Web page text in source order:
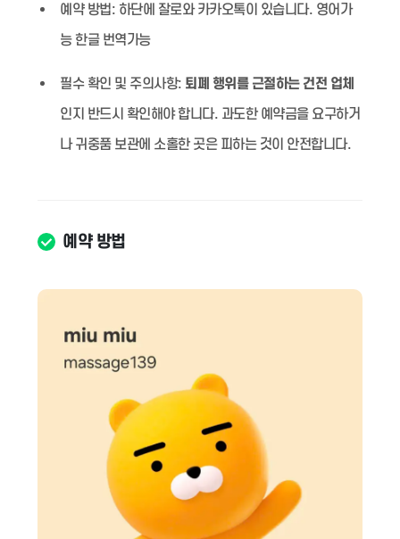
예약 방법: 하단에 잘로와 카카오톡이 있습니다. 영어가
능 한글 번역가능
필수 확인 및 주의사항: 퇴폐 행위를 근절하는 건전 업체
인지 반드시 확인해야 합니다. 과도한 예약금을 요구하거
나 귀중품 보관에 소홀한 곳은 피하는 것이 안전합니다.
예약 방법